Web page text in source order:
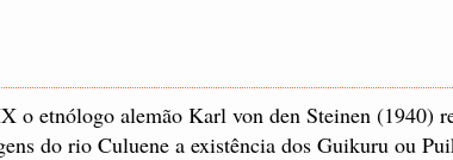
o etnólogo alemão Karl von den Steinen (1940)
do rio Culuene a existência dos Guikuru ou